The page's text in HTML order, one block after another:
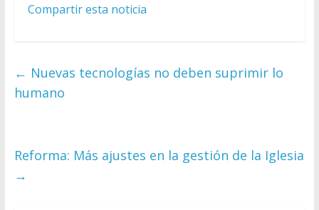
Compartir esta noticia
← Nuevas tecnologías no deben suprimir lo
humano
Reforma: Más ajustes en la gestión de la Iglesia
→